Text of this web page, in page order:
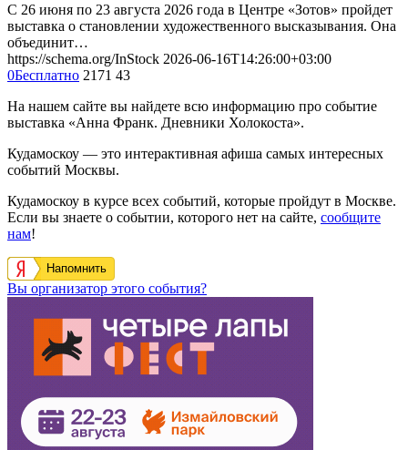
С 26 июня по 23 августа 2026 года в Центре «Зотов» пройдет
выставка о становлении художественного высказывания. Она
объединит…
https://schema.org/InStock 2026-06-16T14:26:00+03:00
0Бесплатно 2171 43
На нашем сайте вы найдете всю информацию про событие
выставка «Анна Франк. Дневники Холокоста».
Кудамоскоу — это интерактивная афиша самых интересных
событий Москвы.
Кудамоскоу в курсе всех событий, которые пройдут в Москве.
Если вы знаете о событии, которого нет на сайте, сообщите
нам!
Напомнить
Вы организатор этого события?